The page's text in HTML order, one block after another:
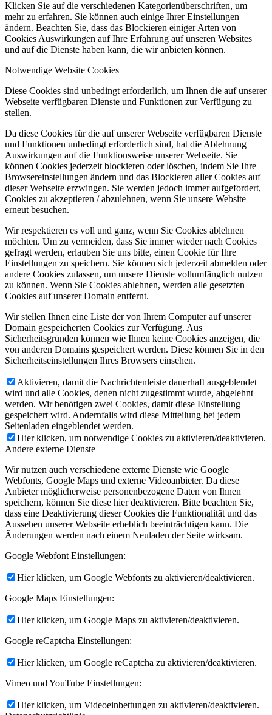
Klicken Sie auf die verschiedenen Kategorienüberschriften, um
mehr zu erfahren. Sie können auch einige Ihrer Einstellungen
ändern. Beachten Sie, dass das Blockieren einiger Arten von
Cookies Auswirkungen auf Ihre Erfahrung auf unseren Websites
und auf die Dienste haben kann, die wir anbieten können.
Notwendige Website Cookies
Diese Cookies sind unbedingt erforderlich, um Ihnen die auf unserer
Webseite verfügbaren Dienste und Funktionen zur Verfügung zu
stellen.
Da diese Cookies für die auf unserer Webseite verfügbaren Dienste
und Funktionen unbedingt erforderlich sind, hat die Ablehnung
Auswirkungen auf die Funktionsweise unserer Webseite. Sie
können Cookies jederzeit blockieren oder löschen, indem Sie Ihre
Browsereinstellungen ändern und das Blockieren aller Cookies auf
dieser Webseite erzwingen. Sie werden jedoch immer aufgefordert,
Cookies zu akzeptieren / abzulehnen, wenn Sie unsere Website
erneut besuchen.
Wir respektieren es voll und ganz, wenn Sie Cookies ablehnen
möchten. Um zu vermeiden, dass Sie immer wieder nach Cookies
gefragt werden, erlauben Sie uns bitte, einen Cookie für Ihre
Einstellungen zu speichern. Sie können sich jederzeit abmelden oder
andere Cookies zulassen, um unsere Dienste vollumfänglich nutzen
zu können. Wenn Sie Cookies ablehnen, werden alle gesetzten
Cookies auf unserer Domain entfernt.
Wir stellen Ihnen eine Liste der von Ihrem Computer auf unserer
Domain gespeicherten Cookies zur Verfügung. Aus
Sicherheitsgründen können wie Ihnen keine Cookies anzeigen, die
von anderen Domains gespeichert werden. Diese können Sie in den
Sicherheitseinstellungen Ihres Browsers einsehen.
Aktivieren, damit die Nachrichtenleiste dauerhaft ausgeblendet
wird und alle Cookies, denen nicht zugestimmt wurde, abgelehnt
werden. Wir benötigen zwei Cookies, damit diese Einstellung
gespeichert wird. Andernfalls wird diese Mitteilung bei jedem
Seitenladen eingeblendet werden.
Hier klicken, um notwendige Cookies zu aktivieren/deaktivieren.
Andere externe Dienste
Wir nutzen auch verschiedene externe Dienste wie Google
Webfonts, Google Maps und externe Videoanbieter. Da diese
Anbieter möglicherweise personenbezogene Daten von Ihnen
speichern, können Sie diese hier deaktivieren. Bitte beachten Sie,
dass eine Deaktivierung dieser Cookies die Funktionalität und das
Aussehen unserer Webseite erheblich beeinträchtigen kann. Die
Änderungen werden nach einem Neuladen der Seite wirksam.
Google Webfont Einstellungen:
Hier klicken, um Google Webfonts zu aktivieren/deaktivieren.
Google Maps Einstellungen:
Hier klicken, um Google Maps zu aktivieren/deaktivieren.
Google reCaptcha Einstellungen:
Hier klicken, um Google reCaptcha zu aktivieren/deaktivieren.
Vimeo und YouTube Einstellungen:
Hier klicken, um Videoeinbettungen zu aktivieren/deaktivieren.